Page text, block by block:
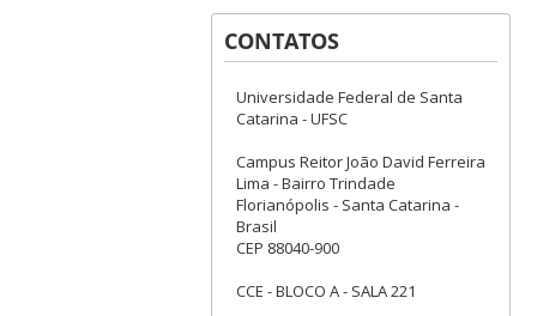
CONTATOS
Universidade Federal de Santa
Catarina - UFSC
Campus Reitor João David Ferreira
Lima - Bairro Trindade
Florianópolis - Santa Catarina -
Brasil
CEP 88040-900
CCE - BLOCO A - SALA 221